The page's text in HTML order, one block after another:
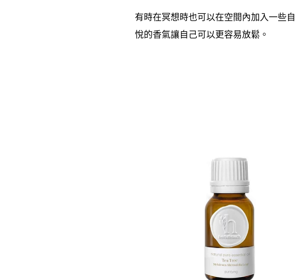
有時在冥想時也可以在空間內加入一些
悅的香氣讓自己可以更容易放鬆。